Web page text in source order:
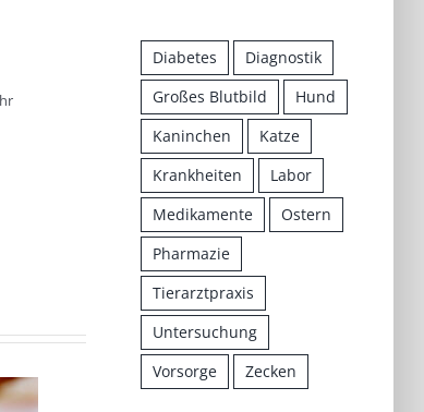
Diabetes
Diagnostik
Großes Blutbild
Hund
Kaninchen
Katze
Krankheiten
Labor
Medikamente
Ostern
Pharmazie
Tierarztpraxis
Untersuchung
Vorsorge
Zecken